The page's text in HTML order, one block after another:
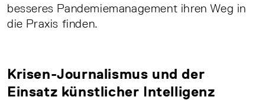
besseres Pandemiemanagement ihren Weg in
die Praxis finden.
Krisen-Journalismus und der
Einsatz künstlicher Intelligenz